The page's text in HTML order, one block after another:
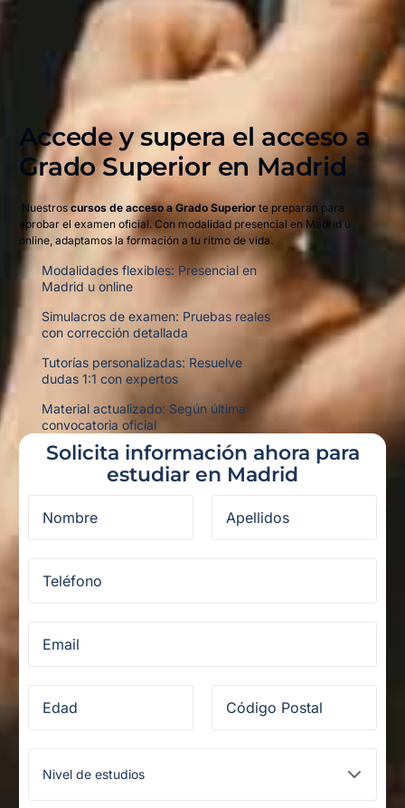
Accede y supera el acceso a
Grado Superior en Madrid​
Nuestroscursos de acceso a Grado Superiorte preparan para
aprobar el examen oficial. Con modalidad presencial en Madrid u
online, adaptamos la formación a tu ritmo de vida.
Modalidades flexibles: Presencial en
Madrid u online
Simulacros de examen: Pruebas reales
con corrección detallada
Tutorías personalizadas: Resuelve
dudas 1:1 con expertos
Material actualizado: Según última
convocatoria oficial
Solicita información ahora para
estudiar en Madrid